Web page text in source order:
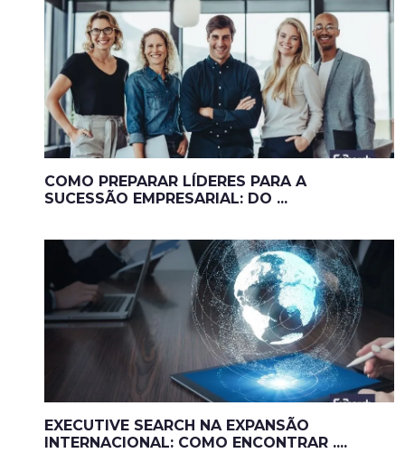
COMO PREPARAR LÍDERES PARA A
SUCESSÃO EMPRESARIAL: DO ...
EXECUTIVE SEARCH NA EXPANSÃO
INTERNACIONAL: COMO ENCONTRAR ....